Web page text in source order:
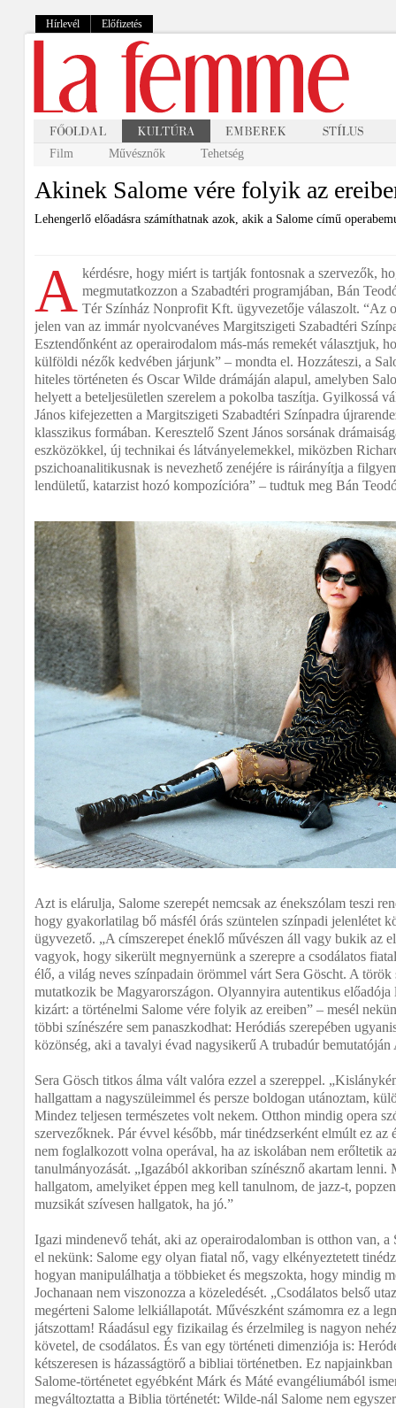
Hírlevél Előfizetés
Film Művésznők Tehetség
Akinek Salome vére folyik az
Lehengerlő előadásra számíthatnak azok, akik a Salome című
A kérdésre, hogy miért is tartják fontosnak a szervezők,
megmutatkozzon a Szabadtéri programjában, Bán
Tér Színház Nonprofit Kft. ügyvezetője válaszolt. “Az
jelen van az immár nyolcvanéves Margitszigeti Szabadtéri
Esztendőnként az operairodalom más-más remekét választjuk,
külföldi nézők kedvében járjunk” – mondta el. Hozzáteszi, a
hiteles történeten és Oscar Wilde drámáján alapul, amelyben
helyett a beteljesületlen szerelem a pokolba taszítja. Gyilkossá
János kifejezetten a Margitszigeti Szabadtéri Színpadra
klasszikus formában. Keresztelő Szent János sorsának
eszközökkel, új technikai és látványelemekkel, miközben
pszichoanalitikusnak is nevezhető zenéjére is ráirányítja a
lendületű, katarzist hozó kompozícióra” – tudtuk meg Bán
Azt is elárulja, Salome szerepét nemcsak az énekszólam teszi
hogy gyakorlatilag bő másfél órás szüntelen színpadi jelenlétet
ügyvezető. „A címszerepet éneklő művészen áll vagy bukik az
vagyok, hogy sikerült megnyernünk a szerepre a csodálatos
élő, a világ neves színpadain örömmel várt Sera Göscht. A török
mutatkozik be Magyarországon. Olyannyira autentikus előadója
kizárt: a történelmi Salome vére folyik az ereiben” – mesél
többi színészére sem panaszkodhat: Heródiás szerepében
közönség, aki a tavalyi évad nagysikerű A trubadúr bemutatóján
Sera Gösch titkos álma vált valóra ezzel a szereppel.
hallgattam a nagyszüleimmel és persze boldogan utánoztam,
Mindez teljesen természetes volt nekem. Otthon mindig opera
szervezőknek. Pár évvel később, már tinédzserként elmúlt ez az
nem foglalkozott volna operával, ha az iskolában nem erőltetik
tanulmányozását. „Igazából akkoriban színésznő akartam lenni.
hallgatom, amelyiket éppen meg kell tanulnom, de jazz-t,
muzsikát szívesen hallgatok, ha jó.”
Igazi mindenevő tehát, aki az operairodalomban is otthon van, a
el nekünk: Salome egy olyan fiatal nő, vagy elkényeztetett
hogyan manipulálhatja a többieket és megszokta, hogy mindig
Jochanaan nem viszonozza a közeledését. „Csodálatos belső
megérteni Salome lelkiállapotát. Művészként számomra ez a
játszottam! Ráadásul egy fizikailag és érzelmileg is nagyon
követel, de csodálatos. És van egy történeti dimenziója is:
kétszeresen is házasságtörő a bibliai történetben. Ez
Salome-történetet egyébként Márk és Máté evangéliumából
megváltoztatta a Biblia történetét: Wilde-nál Salome nem